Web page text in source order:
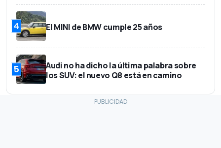
4 El MINI de BMW cumple 25 años
5
Audi no ha dicho la última palabra sobre
los SUV: el nuevo Q8 está en camino